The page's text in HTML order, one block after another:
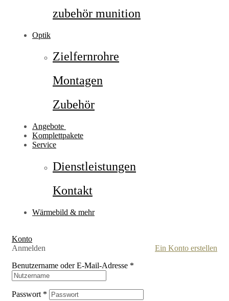
zubehör munition
Optik
Zielfernrohre
Montagen
Zubehör
Angebote
Komplettpakete
Service
Dienstleistungen
Kontakt
Wärmebild & mehr
Konto
Anmelden
Ein Konto erstellen
Benutzername oder E-Mail-Adresse *
Passwort *